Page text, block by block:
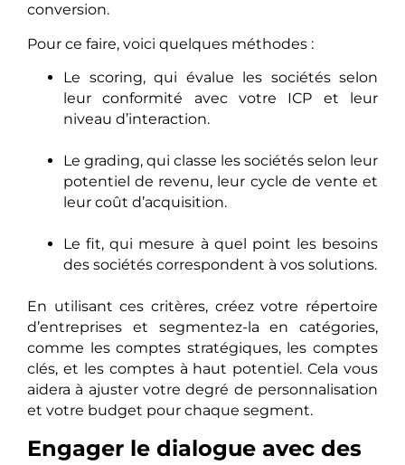
conversion.
Pour ce faire, voici quelques méthodes :
Le scoring, qui évalue les sociétés selon
leur conformité avec votre ICP et leur
niveau d’interaction.
Le grading, qui classe les sociétés selon leur
potentiel de revenu, leur cycle de vente et
leur coût d’acquisition.
Le fit, qui mesure à quel point les besoins
des sociétés correspondent à vos solutions.
En utilisant ces critères, créez votre répertoire
d’entreprises et segmentez-la en catégories,
comme les comptes stratégiques, les comptes
clés, et les comptes à haut potentiel. Cela vous
aidera à ajuster votre degré de personnalisation
et votre budget pour chaque segment.
Engager le dialogue avec des